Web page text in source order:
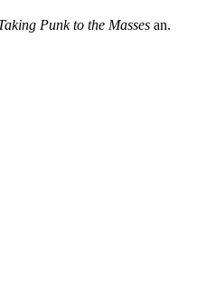
Punk to the Masses an.